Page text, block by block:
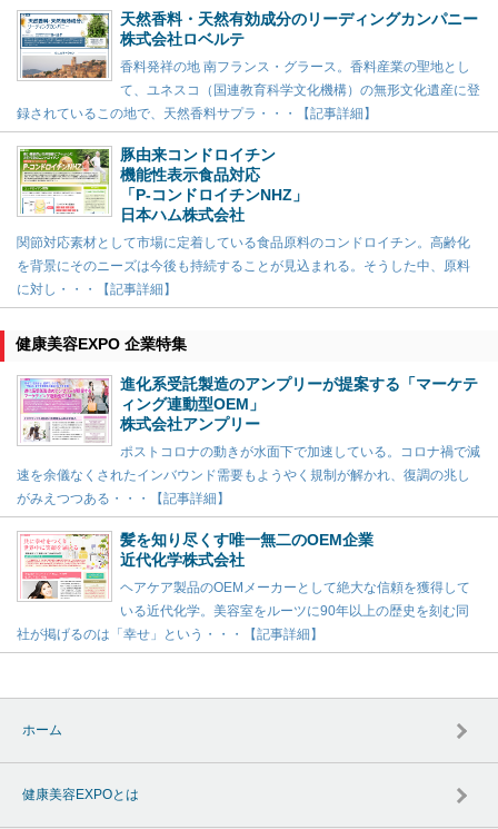
天然香料・天然有効成分のリーディングカンパニー
株式会社ロベルテ
香料発祥の地 南フランス・グラース。香料産業の聖地とし
て、ユネスコ（国連教育科学文化機構）の無形文化遺産に登
録されているこの地で、天然香料サプラ・・・【記事詳細】
豚由来コンドロイチン
機能性表示食品対応
「P-コンドロイチンNHZ」
日本ハム株式会社
関節対応素材として市場に定着している食品原料のコンドロイチン。高齢化
を背景にそのニーズは今後も持続することが見込まれる。そうした中、原料
に対し・・・【記事詳細】
健康美容EXPO 企業特集
進化系受託製造のアンプリーが提案する「マーケテ
ィング連動型OEM」
株式会社アンプリー
ポストコロナの動きが水面下で加速している。コロナ禍で減
速を余儀なくされたインバウンド需要もようやく規制が解かれ、復調の兆し
がみえつつある・・・【記事詳細】
髪を知り尽くす唯一無二のOEM企業
近代化学株式会社
ヘアケア製品のOEMメーカーとして絶大な信頼を獲得して
いる近代化学。美容室をルーツに90年以上の歴史を刻む同
社が掲げるのは「幸せ」という・・・【記事詳細】
ホーム
健康美容EXPOとは